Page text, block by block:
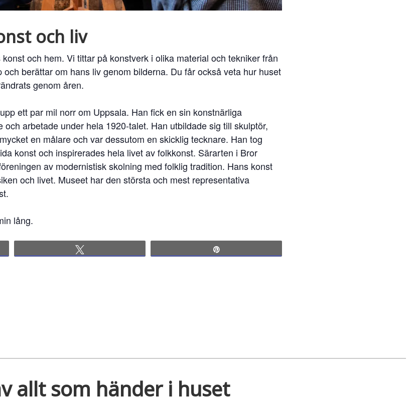
och liv
och hem. Vi tittar på konstverk i olika material och tekniker från
berättar om hans liv genom bilderna. Du får också veta hur huset
genom åren.
ett par mil norr om Uppsala. Han fick en sin konstnärliga
och arbetade under hela 1920-talet. Han utbildade sig till skulptör,
en målare och var dessutom en skicklig tecknare. Han tog
konst och inspirerades hela livet av folkkonst. Särarten i Bror
av modernistisk skolning med folklig tradition. Hans konst
och livet. Museet har den största och mest representativa
lång.
allt som händer i huset